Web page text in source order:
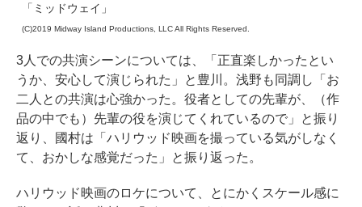
「ミッドウェイ」
(C)2019 Midway Island Productions, LLC All Rights Reserved.
3人での共演シーンについては、「正直楽しかったとい
うか、安心して演じられた」と豊川。浅野も同調し「お
二人との共演は心強かった。役者としての先輩が、（作
品の中でも）先輩の役を演じてくれているので」と振り
返り、國村は「ハリウッド映画を撮っている気がしなく
て、おかしな感覚だった」と振り返った。
ハリウッド映画のロケについて、とにかくスケール感に